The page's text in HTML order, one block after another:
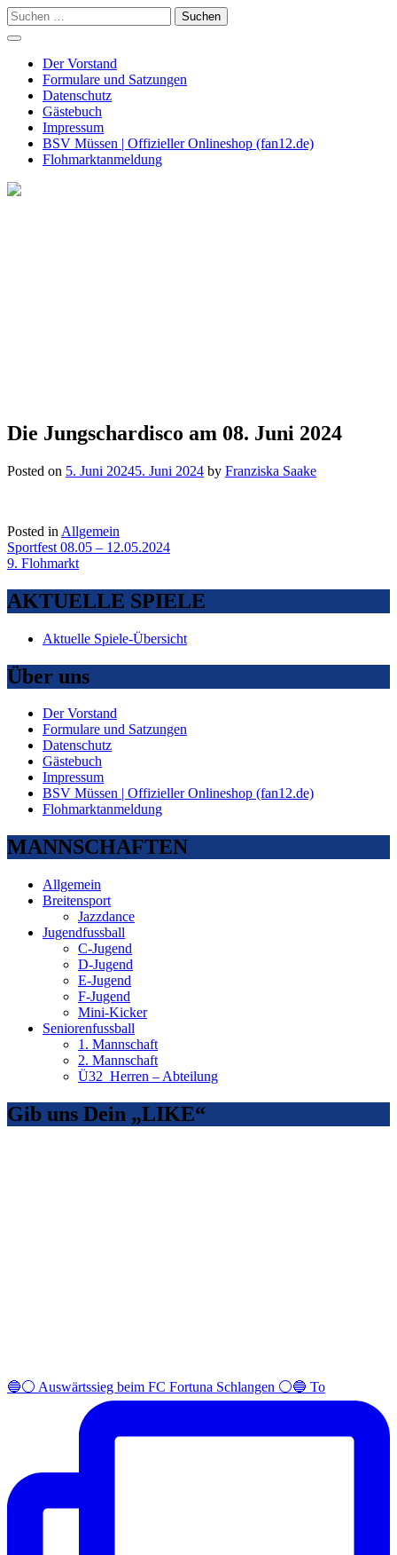
Skip
to
content
Suchen
nach:
Der Vorstand
Formulare und Satzungen
Datenschutz
Gästebuch
Impressum
BSV Müssen | Offizieller Onlineshop (fan12.de)
Flohmarktanmeldung
Die Jungschardisco am 08. Juni 2024
Posted on 5. Juni 20245. Juni 2024 by Franziska Saake
Posted in Allgemein
Beitragsnavigation
Sportfest 08.05 – 12.05.2024
9. Flohmarkt
AKTUELLE SPIELE
Aktuelle Spiele-Übersicht
Über uns
Der Vorstand
Formulare und Satzungen
Datenschutz
Gästebuch
Impressum
BSV Müssen | Offizieller Onlineshop (fan12.de)
Flohmarktanmeldung
MANNSCHAFTEN
Allgemein
Breitensport
Jazzdance
Jugendfussball
C-Jugend
D-Jugend
E-Jugend
F-Jugend
Mini-Kicker
Seniorenfussball
1. Mannschaft
2. Mannschaft
Ü32_Herren – Abteilung
Gib uns Dein „LIKE“
🔵⚪️ Auswärtssieg beim FC Fortuna Schlangen ⚪️🔵 To